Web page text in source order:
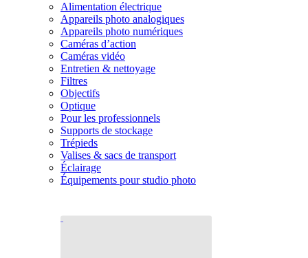
Alimentation électrique
Appareils photo analogiques
Appareils photo numériques
Caméras d’action
Caméras vidéo
Entretien & nettoyage
Filtres
Objectifs
Optique
Pour les professionnels
Supports de stockage
Trépieds
Valises & sacs de transport
Éclairage
Équipements pour studio photo